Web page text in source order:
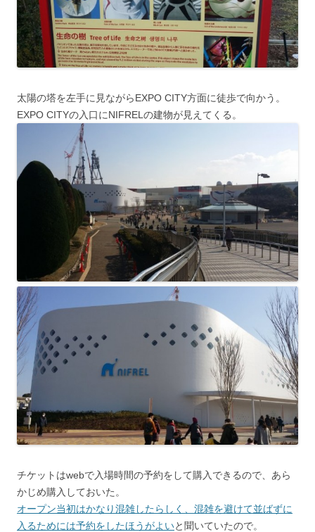
太陽の塔を左手に見ながらEXPO CITY方面に徒歩で向かう。
EXPO CITYの入口にNIFRELの建物が見えてくる。
チケットはwebで入場時間の予約をして購入できるので、あら
かじめ購入しておいた。
オープン当初はかなり混雑したらしく、混雑を避けて並ばずに
入るためには予約をしたほうがよいと聞いていたので。